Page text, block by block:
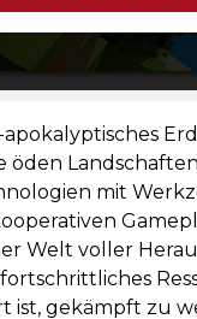
öden
mit
Welt voller
ist, gekämpft zu